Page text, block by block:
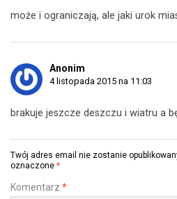
może i ograniczają, ale jaki urok
Anonim
4 listopada 2015 na 11:03
brakuje jeszcze deszczu i wiatru a
Twój adres email nie zostanie
oznaczone *
Komentarz *